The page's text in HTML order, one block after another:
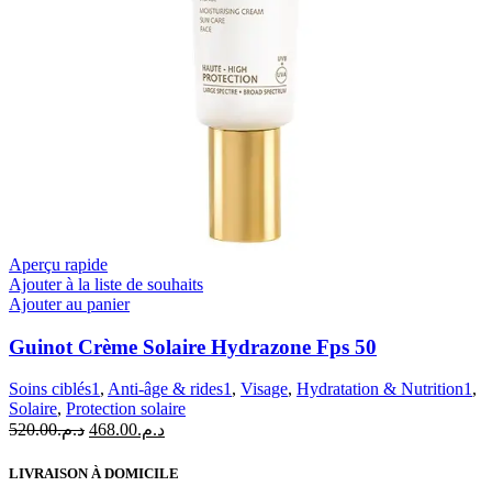
Aperçu rapide
Ajouter à la liste de souhaits
Ajouter au panier
Guinot Crème Solaire Hydrazone Fps 50
Soins ciblés1, Anti-âge & rides1, Visage, Hydratation & Nutrition1,
Solaire, Protection solaire
د.م.520.00
Le
initial
د.م.468.00
Le
actuel
LIVRAISON À DOMICILE